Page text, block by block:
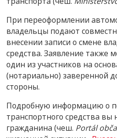
При переоформлении
владельцы подают
внесении записи о смене
средства. Заявление также
один из участников на
(нотариально) заверенной
стороны.
Подробную информацию о
транспортного средства вы
гражданина (чеш. Portál